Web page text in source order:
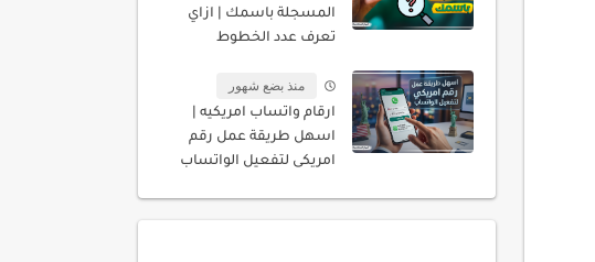
المسجلة باسمك | ازاي
تعرف عدد الخطوط
منذ بضع شهور
ارقام واتساب امريكيه |
اسهل طريقة عمل رقم
امريكى لتفعيل الواتساب